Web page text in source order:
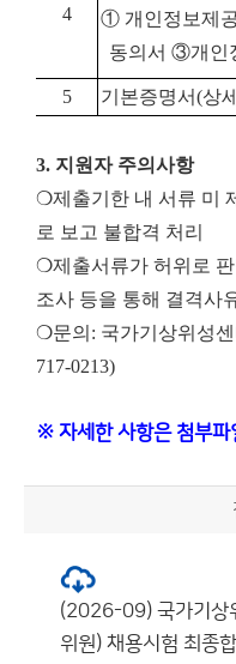
4
① 개인정보제
동의서 ③개인
5 기본증명서(상세
3. 지원자 주의사항
❍제출기한 내 서류 미
로 보고 불합격 처리
❍제출서류가 허위로
조사 등을 통해 결격사
❍문의: 국가기상위성
717-0213)
※ 자세한 사항은 첨부파
(2026-09) 국가기상
위원) 채용시험 최종